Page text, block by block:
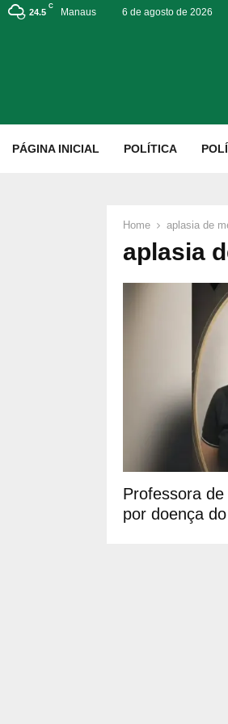
24.5
C
Manaus 6 de agosto de 2026
PÁGINA INICIAL POLÍTICA
Home aplasia de
aplasia
Professora
por doença